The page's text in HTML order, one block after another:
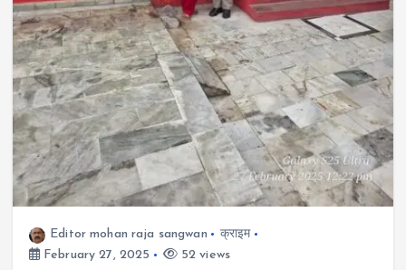
Editor mohan raja sangwan
क्राइम
February 27, 2025
52 views